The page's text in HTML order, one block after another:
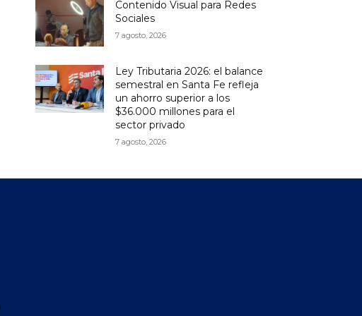
Contenido Visual para Redes
Sociales
7 agosto, 2026
Ley Tributaria 2026: el balance
semestral en Santa Fe refleja
un ahorro superior a los
$36.000 millones para el
sector privado
7 agosto, 2026